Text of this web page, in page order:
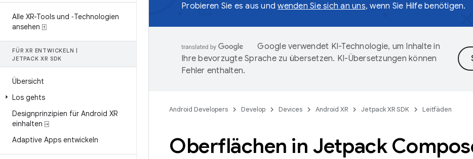
Alle XR-Tools und ‑Technologien
ansehen ⍐
FÜR XR ENTWICKELN
JETPACK XR SDK
Übersicht
Los gehts
Designprinzipien für Android XR
einhalten ⍈
Adaptive Apps entwickeln
Probieren Sie es aus undwenden Sie sich an uns, wenn Sie Hilfe benötigen.
Google verwendet KI-Technologie, um Inhalte in
Ihre bevorzugte Sprache zu übersetzen. KI-Übersetzungen können
Fehler enthalten.
Android Developers Develop Devices Android XR Jetpack XR SDK Leitfäden
Oberflächen in Jetpack